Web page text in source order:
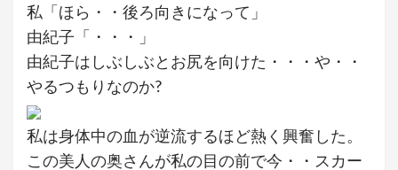
私「ほら・・後ろ向きになって」
由紀子「・・・」
由紀子はしぶしぶとお尻を向けた・・・や・・
やるつもりなのか?
私は身体中の血が逆流するほど熱く興奮した。
この美人の奥さんが私の目の前で今・・スカー